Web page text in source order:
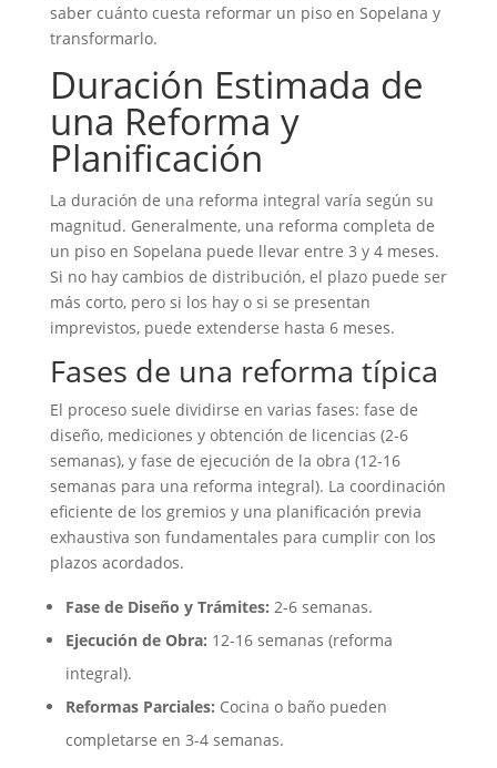
saber cuánto cuesta reformar un piso en Sopelana y
transformarlo.
Duración Estimada de
una Reforma y
Planificación
La duración de una reforma integral varía según su
magnitud. Generalmente, una reforma completa de
un piso en Sopelana puede llevar entre 3 y 4 meses.
Si no hay cambios de distribución, el plazo puede ser
más corto, pero si los hay o si se presentan
imprevistos, puede extenderse hasta 6 meses.
Fases de una reforma típica
El proceso suele dividirse en varias fases: fase de
diseño, mediciones y obtención de licencias (2-6
semanas), y fase de ejecución de la obra (12-16
semanas para una reforma integral). La coordinación
eficiente de los gremios y una planificación previa
exhaustiva son fundamentales para cumplir con los
plazos acordados.
Fase de Diseño y Trámites: 2-6 semanas.
Ejecución de Obra: 12-16 semanas (reforma
integral).
Reformas Parciales: Cocina o baño pueden
completarse en 3-4 semanas.